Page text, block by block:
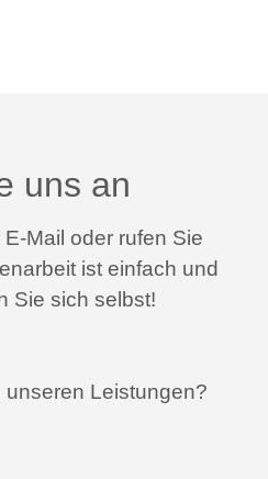
uns an
Mail oder rufen Sie
ist einfach und
Sie sich selbst!
Leistungen?